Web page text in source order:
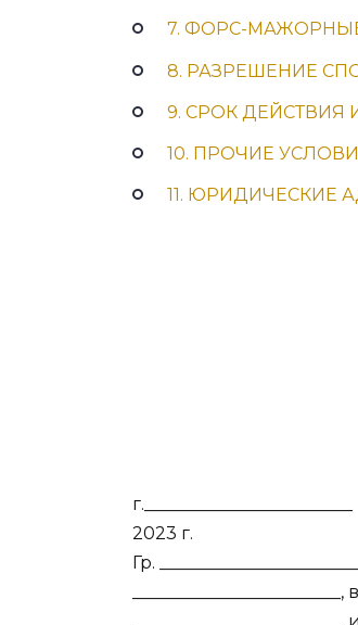
7. ФОРС-
8. РАЗРЕШЕНИЕ
9. СРОК
10. ПРОЧИЕ
11. ЮРИДИЧЕСКИЕ
2023 г.
Гр.